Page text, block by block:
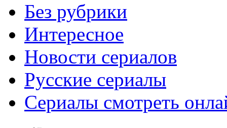
Без рубрики
Интересное
Новости сериалов
Русские сериалы
Сериалы смотреть